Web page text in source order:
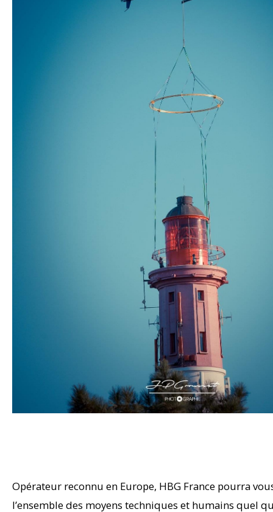
Opérateur reconnu en Europe, HBG France pourra
l’ensemble des moyens techniques et humains quel